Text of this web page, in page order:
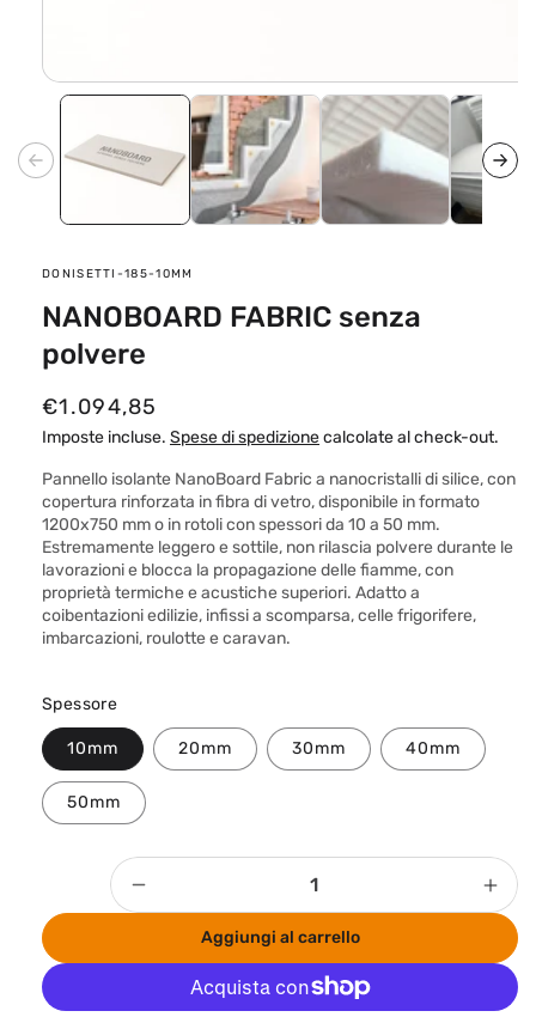
contenuti
1
in
finestra
SKU:
DONISETTI-185-10MM
NANOBOARD FABRIC senza
polvere
P
r
e
z
z
o
d
i
i
s
t
i
n
€1.094,85
Imposte incluse. Spese di spedizionecalcolate al check-out.
Pannello isolante NanoBoard Fabric a nanocristalli di silice, con
copertura rinforzata in fibra di vetro, disponibile in formato
1200x750 mm o in rotoli con spessori da 10 a 50 mm.
Estremamente leggero e sottile, non rilascia polvere durante le
lavorazioni e blocca la propagazione delle fiamme, con
proprietà termiche e acustiche superiori. Adatto a
coibentazioni edilizie, infissi a scomparsa, celle frigorifere,
imbarcazioni, roulotte e caravan.
Spessore
10mm 20mm 30mm 40mm
50mm
Quantità
NANOBOARD
FABRIC
per
Aggiungi al carrello